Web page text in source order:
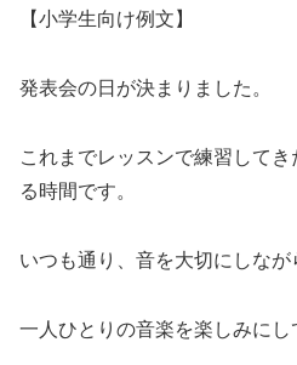
【小学生向け例文】
発表会の日が決まりました。
これまでレッスンで練習して
る時間です。
いつも通り、音を大切にしなが
一人ひとりの音楽を楽しみにし